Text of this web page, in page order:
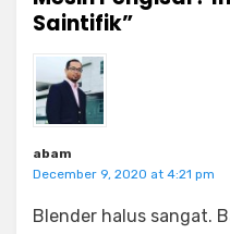
Saintifik”
abam
December 9, 2020 at 4:21 pm
Blender halus sangat.